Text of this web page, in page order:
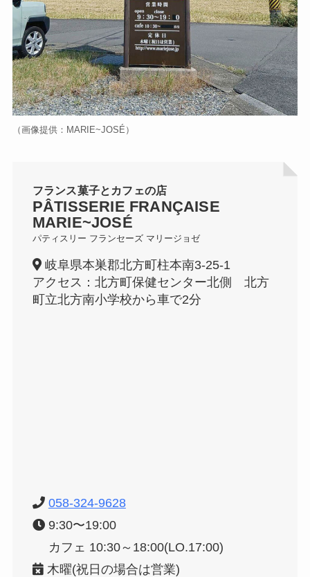
（画像提供：MARIE~JOSÉ）
フランス菓子とカフェの店
PÂTISSERIE FRANÇAISE
MARIE~JOSÉ
パティスリー フランセーズ マリージョゼ
岐阜県本巣郡北方町柱本南3-25-1
アクセス：北方町保健センター北側 北方
町立北方南小学校から車で2分
058-324-9628
9:30〜19:00
カフェ 10:30～18:00(LO.17:00)
木曜(祝日の場合は営業)